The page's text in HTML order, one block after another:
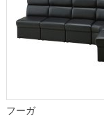
フーガ